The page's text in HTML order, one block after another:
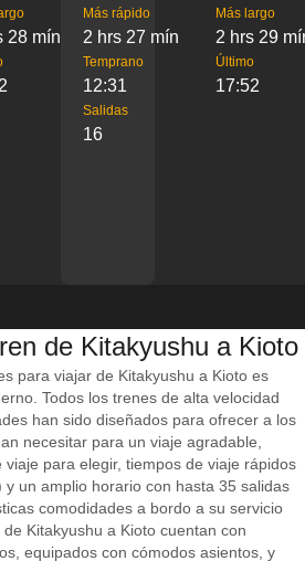
28 mín
Más rápido
2 hrs 27 mín
Más largo
2 hrs 29
Temprano
12:31
Último
17:52
Salidas
16
de Kitakyushu a Kioto
para viajar de Kitakyushu a Kioto es
Todos los trenes de alta velocidad
han sido diseñados para ofrecer a los
necesitar para un viaje agradable,
viaje para elegir, tiempos de viaje rápidos
un amplio horario con hasta 35 salidas
comodidades a bordo a su servicio
Kitakyushu a Kioto cuentan con
equipados con cómodos asientos, y